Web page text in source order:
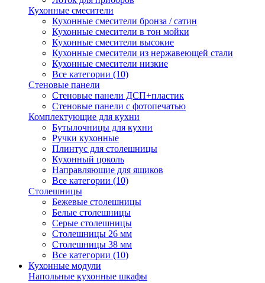
Кухонные смесители
Кухонные смесители бронза / сатин
Кухонные смесители в тон мойки
Кухонные смесители высокие
Кухонные смесители из нержавеющей стали
Кухонные смесители низкие
Все категории (10)
Стеновые панели
Стеновые панели ДСП+пластик
Стеновые панели с фотопечатью
Комплектующие для кухни
Бутылочницы для кухни
Ручки кухонные
Плинтус для столешницы
Кухонный цоколь
Направляющие для ящиков
Все категории (10)
Столешницы
Бежевые столешницы
Белые столешницы
Серые столешницы
Столешницы 26 мм
Столешницы 38 мм
Все категории (10)
Кухонные модули
Напольные кухонные шкафы